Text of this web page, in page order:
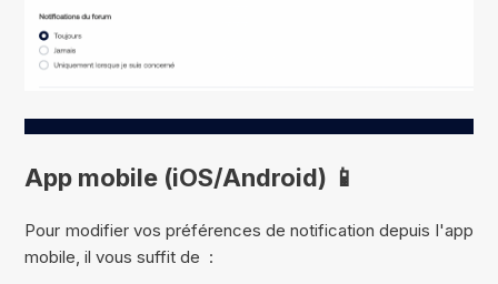
App mobile (iOS/Android) 📱
Pour modifier vos préférences de notification depuis l'app
mobile, il vous suffit de :